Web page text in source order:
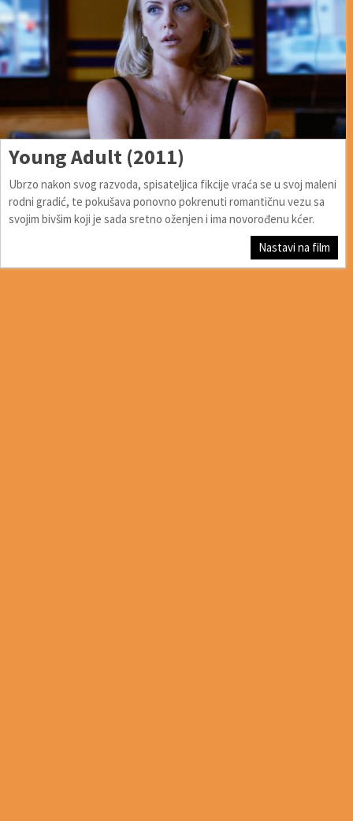
Young Adult (2011)
Ubrzo nakon svog razvoda, spisateljica fikcije vraća se u svoj maleni
rodni gradić, te pokušava ponovno pokrenuti romantičnu vezu sa
svojim bivšim koji je sada sretno oženjen i ima novorođenu kćer.
Nastavi na film